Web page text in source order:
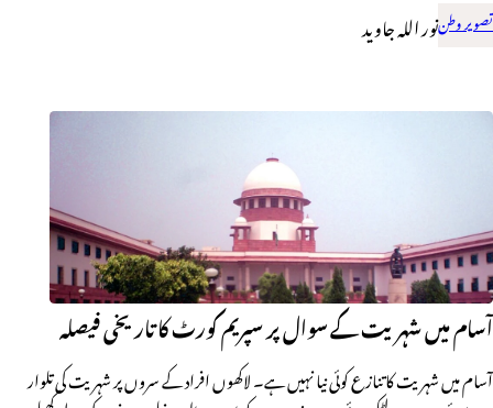
تصویر وطننور اللہ جاوید
آسام میں شہریت کے سوال پر سپریم کورٹ کا تاریخی فیصلہ
آسام میں شہریت کا تنازع کوئی نیا نہیں ہے۔ لاکھوں افراد کے سروں پر شہریت کی تلوار